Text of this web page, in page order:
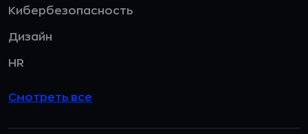
Кибербезопасность
Дизайн
HR
Смотреть все